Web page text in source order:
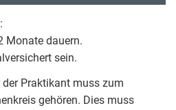
Monate dauern.
sein.
Praktikant muss zum
gehören. Dies muss